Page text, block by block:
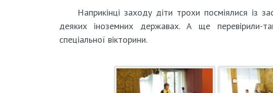
Наприкінці заходу діти трохи посміялися із
деяких іноземних державах. А ще перевірили-
спеціальної вікторини.